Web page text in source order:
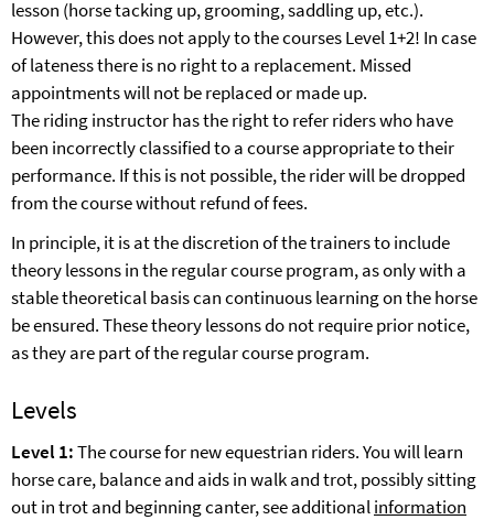
lesson (horse tacking up, grooming, saddling up, etc.).
However, this does not apply to the courses Level 1+2! In case
of lateness there is no right to a replacement. Missed
appointments will not be replaced or made up.
The riding instructor has the right to refer riders who have
been incorrectly classified to a course appropriate to their
performance. If this is not possible, the rider will be dropped
from the course without refund of fees.
In principle, it is at the discretion of the trainers to include
theory lessons in the regular course program, as only with a
stable theoretical basis can continuous learning on the horse
be ensured. These theory lessons do not require prior notice,
as they are part of the regular course program.
Levels
Level 1:The course for new equestrian riders. You will learn
horse care, balance and aids in walk and trot, possibly sitting
out in trot and beginning canter, see additionalinformation